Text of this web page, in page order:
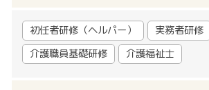
初任者研修（ヘルパー）
実務者研修
介護職員基礎研修
介護福祉士